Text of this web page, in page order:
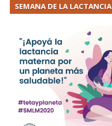
SEMANA DE LA LACTANCIA